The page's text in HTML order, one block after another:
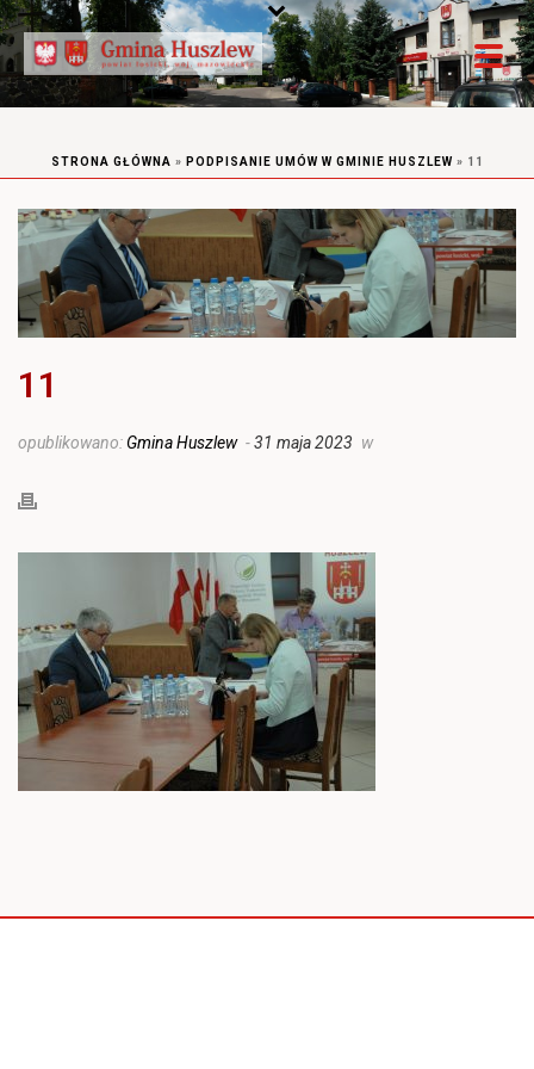
STRONA GŁÓWNA » PODPISANIE UMÓW W GMINIE HUSZLEW » 11
11
opublikowano: Gmina Huszlew -31 maja 2023 w